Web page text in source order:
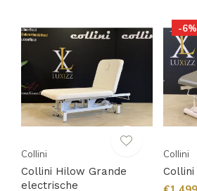
Collini
Collini Hilow Grande
electrische
-6%
Collini